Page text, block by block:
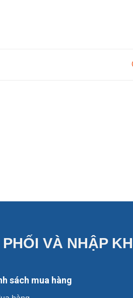
VÀ NHẬP
sách mua hàng